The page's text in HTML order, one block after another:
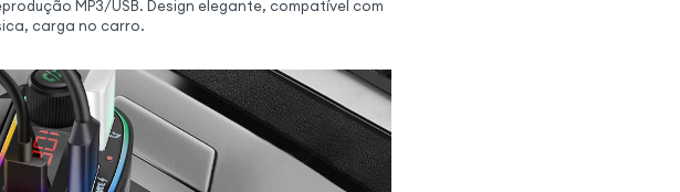
MP3/USB. Design elegante, compatível com
carga no carro.